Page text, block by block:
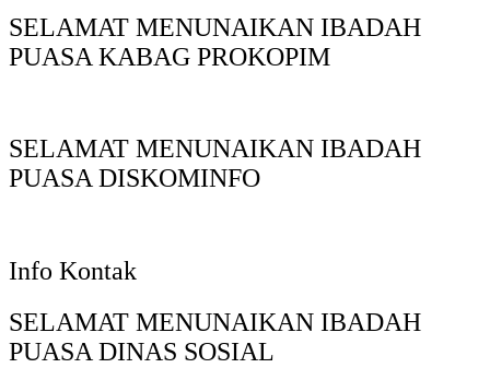
SELAMAT MENUNAIKAN IBADAH
PUASA KABAG PROKOPIM
SELAMAT MENUNAIKAN IBADAH
PUASA DISKOMINFO
Info Kontak
SELAMAT MENUNAIKAN IBADAH
PUASA DINAS SOSIAL